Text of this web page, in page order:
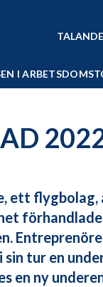
I
ett
tur en
en ny